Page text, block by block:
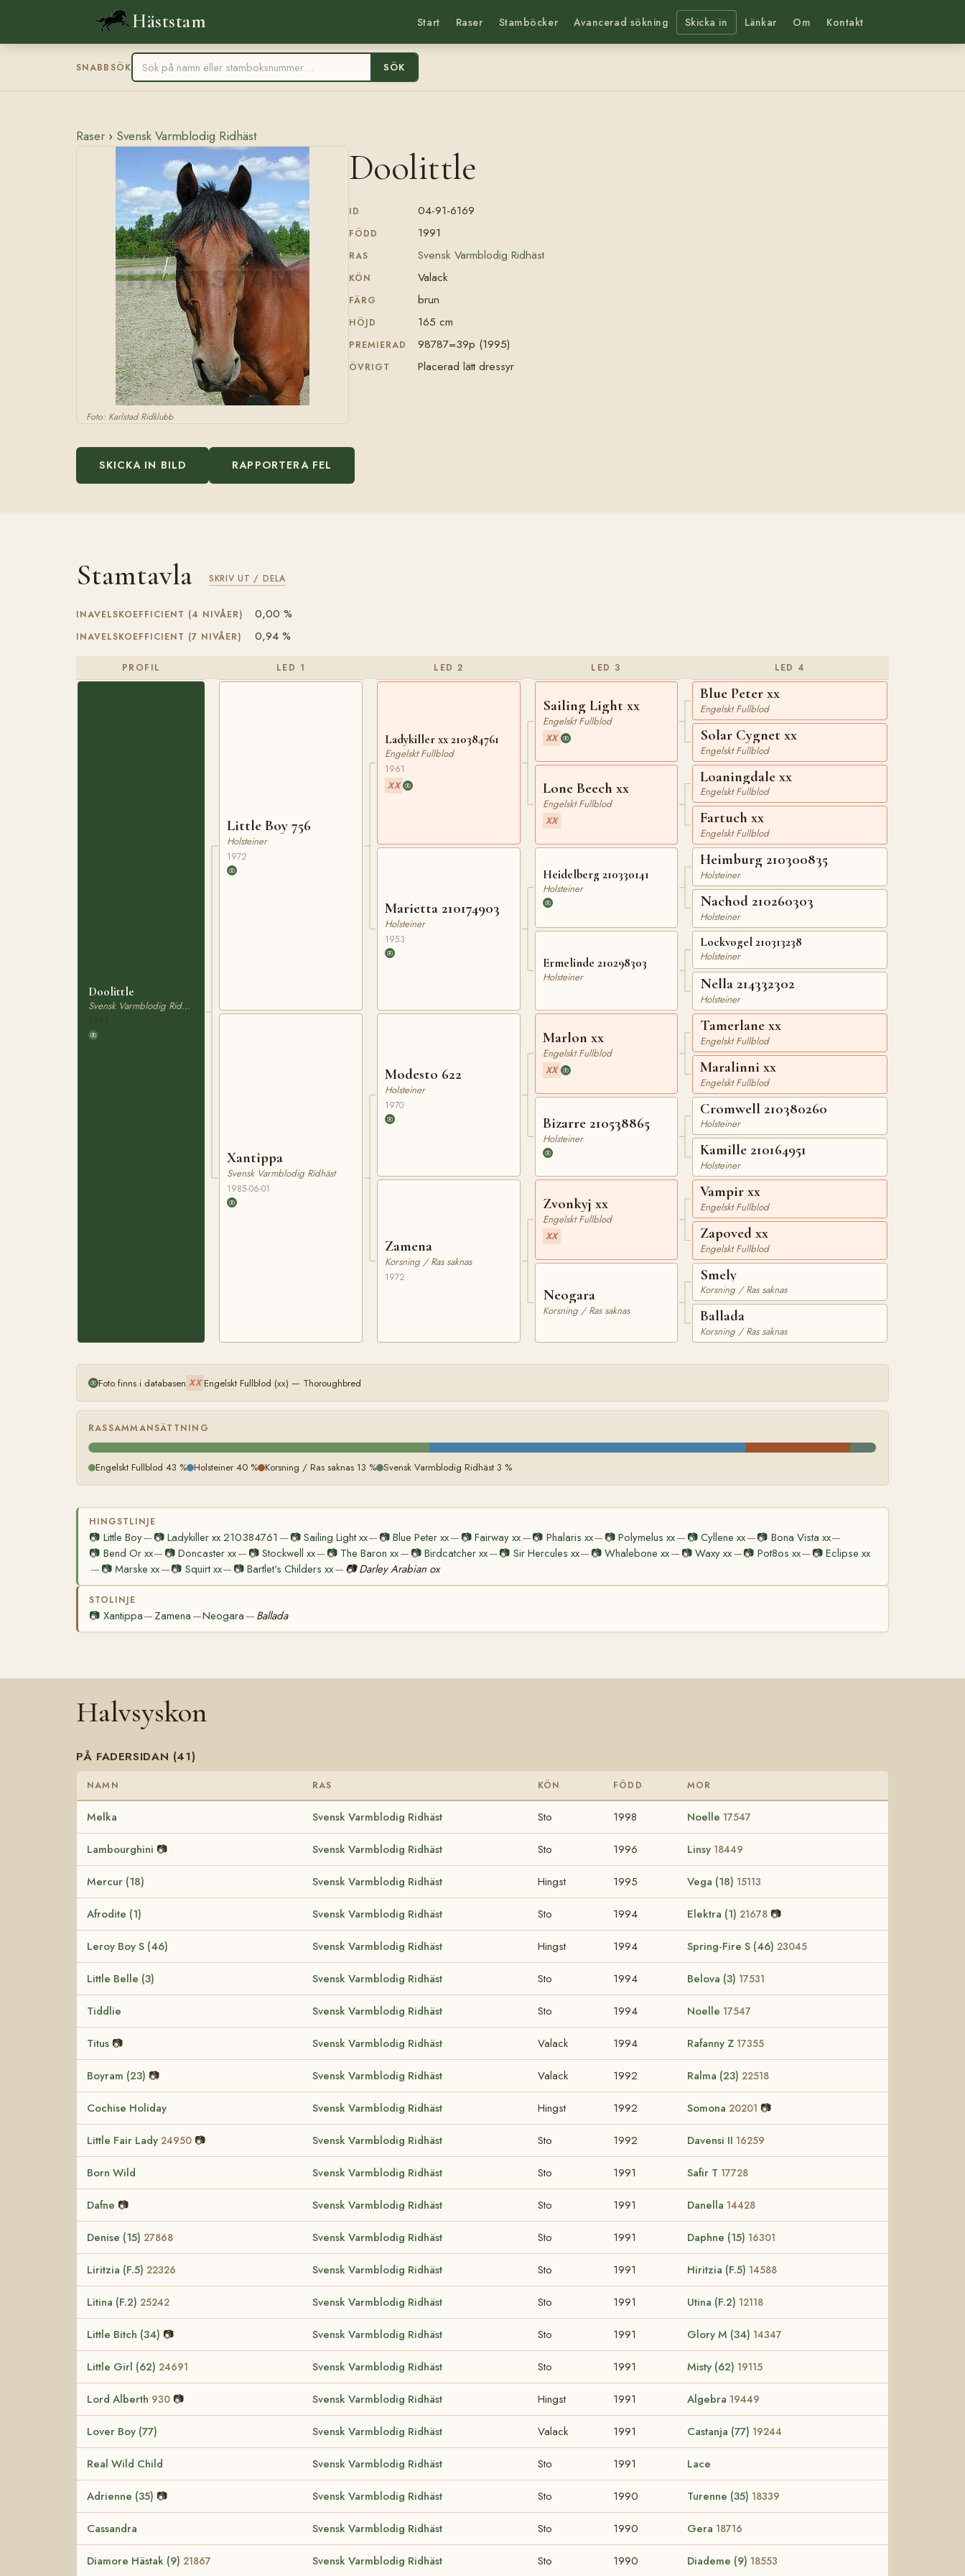
Häststam Start Raser Stamböcker Avancerad sökning Skicka in Länkar Om Kontakt
SNABBSÖK SÖK
Raser › Svensk Varmblodig Ridhäst
Foto: Karlstad Ridklubb
Doolittle
ID 04-91-6169
FÖDD 1991
RAS Svensk Varmblodig Ridhäst
KÖN Valack
FÄRG brun
HÖJD 165 cm
PREMIERAD 98787=39p (1995)
ÖVRIGT Placerad lätt dressyr
SKICKA IN BILD RAPPORTERA FEL
Stamtavla SKRIV UT / DELA
INAVELSKOEFFICIENT (4 NIVÅER) 0,00 %
INAVELSKOEFFICIENT (7 NIVÅER) 0,94 %
PROFIL
Doolittle
Svensk Varmblodig Ridhäst
LED 1
Little Boy 756
Holsteiner
1972
Xantippa
Svensk Varmblodig Ridhäst
1985-06-01
LED 2
Ladykiller xx 210384761
Engelskt Fullblod
1961
XX
Marietta 210174903
Holsteiner
1953
Modesto 622
Holsteiner
1970
Zamena
Korsning / Ras saknas
1972
LED 3
Sailing Light xx
Engelskt Fullblod
XX
Lone Beech xx
Engelskt Fullblod
XX
Heidelberg 210330141
Holsteiner
Ermelinde 210298303
Holsteiner
Marlon xx
Engelskt Fullblod
XX
Bizarre 210538865
Holsteiner
Zvonkyj xx
Engelskt Fullblod
XX
Neogara
Korsning / Ras saknas
LED 4
Blue Peter xx
Engelskt Fullblod
Solar Cygnet xx
Engelskt Fullblod
Loaningdale xx
Engelskt Fullblod
Fartuch xx
Engelskt Fullblod
Heimburg 210300835
Holsteiner
Nachod 210260303
Holsteiner
Lockvogel 210313238
Holsteiner
Nella 214332302
Holsteiner
Tamerlane xx
Engelskt Fullblod
Maralinni xx
Engelskt Fullblod
Cromwell 210380260
Holsteiner
Kamille 210164951
Holsteiner
Vampir xx
Engelskt Fullblod
Zapoved xx
Engelskt Fullblod
Smely
Korsning / Ras saknas
Ballada
Korsning / Ras saknas
Foto finns i databasen XX Engelskt Fullblod (xx) — Thoroughbred
RASSAMMANSÄTTNING
Engelskt Fullblod 43 % Holsteiner 40 % Korsning / Ras saknas 13 % Svensk Varmblodig Ridhäst 3 %
HINGSTLINJE
📷 Little Boy— 📷Ladykiller xx 210384761 — 📷 Sailing Light xx— 📷 Blue Peter xx— 📷Fairway xx—📷 Phalaris xx— 📷Polymelus xx— 📷Cyllene xx—📷 Bona Vista xx—
📷 Bend Or xx— 📷Doncaster xx— 📷 Stockwell xx— 📷 The Baron xx— 📷Birdcatcher xx—📷 Sir Hercules xx— 📷Whalebone xx— 📷Waxy xx—📷 Pot8os xx— 📷Eclipse xx
— 📷Marske xx—📷 Squirt xx— 📷Bartlet's Childers xx— 📷 Darley Arabian ox
STOLINJE
📷 Xantippa— Zamena —Neogara — Ballada
Halvsyskon
PÅ FADERSIDAN (41)
NAMN RAS KÖN FÖDD MOR
Melka Svensk Varmblodig Ridhäst Sto 1998 Noelle 17547
Lambourghini 📷 Svensk Varmblodig Ridhäst Sto 1996 Linsy 18449
Mercur (18) Svensk Varmblodig Ridhäst Hingst 1995 Vega (18) 15113
Afrodite (1) Svensk Varmblodig Ridhäst Sto 1994 Elektra (1) 21678 📷
Leroy Boy S (46) Svensk Varmblodig Ridhäst Hingst 1994 Spring-Fire S (46) 23045
Little Belle (3) Svensk Varmblodig Ridhäst Sto 1994 Belova (3) 17531
Tiddlie Svensk Varmblodig Ridhäst Sto 1994 Noelle 17547
Titus 📷 Svensk Varmblodig Ridhäst Valack 1994 Rafanny Z 17355
Boyram (23) 📷 Svensk Varmblodig Ridhäst Valack 1992 Ralma (23) 22518
Cochise Holiday Svensk Varmblodig Ridhäst Hingst 1992 Somona 20201 📷
Little Fair Lady 24950 📷 Svensk Varmblodig Ridhäst Sto 1992 Davensi II 16259
Born Wild Svensk Varmblodig Ridhäst Sto 1991 Safir T 17728
Dafne 📷 Svensk Varmblodig Ridhäst Sto 1991 Danella 14428
Denise (15) 27868 Svensk Varmblodig Ridhäst Sto 1991 Daphne (15) 16301
Liritzia (F.5) 22326 Svensk Varmblodig Ridhäst Sto 1991 Hiritzia (F.5) 14588
Litina (F.2) 25242 Svensk Varmblodig Ridhäst Sto 1991 Utina (F.2) 12118
Little Bitch (34) 📷 Svensk Varmblodig Ridhäst Sto 1991 Glory M (34) 14347
Little Girl (62) 24691 Svensk Varmblodig Ridhäst Sto 1991 Misty (62) 19115
Lord Alberth 930 📷 Svensk Varmblodig Ridhäst Hingst 1991 Algebra 19449
Lover Boy (77) Svensk Varmblodig Ridhäst Valack 1991 Castanja (77) 19244
Real Wild Child Svensk Varmblodig Ridhäst Sto 1991 Lace
Adrienne (35) 📷 Svensk Varmblodig Ridhäst Sto 1990 Turenne (35) 18339
Cassandra Svensk Varmblodig Ridhäst Sto 1990 Gera 18716
Diamore Hästak (9) 21867 Svensk Varmblodig Ridhäst Sto 1990 Diademe (9) 18553